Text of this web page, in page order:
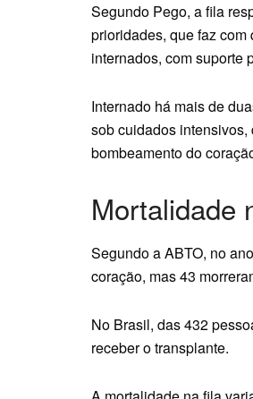
Segundo Pego, a fila
prioridades, que faz
internados, com suporte
Internado há mais de
sob cuidados
bombeamento do
Mortalidade
Segundo a ABTO, no
coração, mas 43
No Brasil, das 432
receber o transplante.